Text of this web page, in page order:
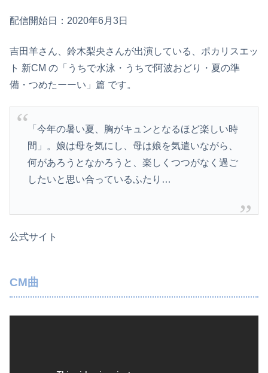
配信開始日：2020年6月3日
吉田羊さん、鈴木梨央さんが出演している、ポカリスエッ
ト 新CM の「うちで水泳・うちで阿波おどり・夏の準
備・つめたーーい」篇 です。
「今年の暑い夏、胸がキュンとなるほど楽しい時
間」。娘は母を気にし、母は娘を気遣いながら、
何があろうとなかろうと、楽しくつつがなく過ご
したいと思い合っているふたり…
公式サイト
CM曲